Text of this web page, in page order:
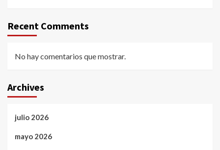
Recent Comments
No hay comentarios que mostrar.
Archives
julio 2026
mayo 2026